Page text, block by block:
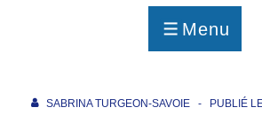
Menu
MENU
SABRINA TURGEON-SAVOIE PUBLIÉ